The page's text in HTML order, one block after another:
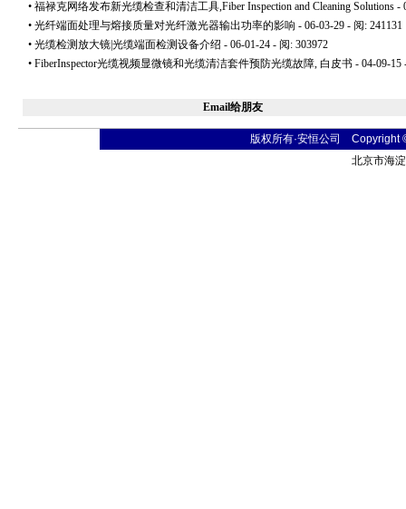
• 福禄克网络发布新光缆检查和清洁工具,Fiber Inspection and Cleaning Solutions -
• 光纤端面处理与熔接质量对光纤激光器输出功率的影响 - 06-03-29 - 阅: 241131
• 光缆检测放大镜|光缆端面检测设备介绍 - 06-01-24 - 阅: 303972
• FiberInspector光缆视频显微镜和光缆清洁套件预防光缆故障, 白皮书 - 04-09-15
Email给朋友
版权所有·安恒公司
北京市海